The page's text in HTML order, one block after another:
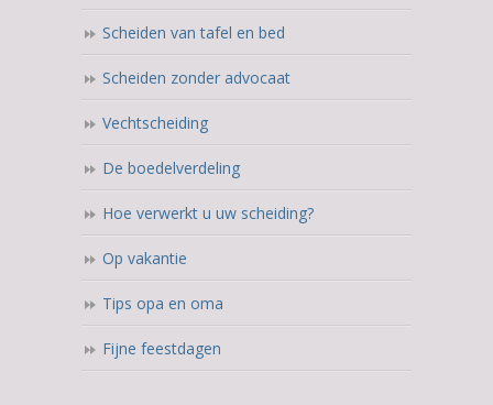
Scheiden van tafel en bed
Scheiden zonder advocaat
Vechtscheiding
De boedelverdeling
Hoe verwerkt u uw scheiding?
Op vakantie
Tips opa en oma
Fijne feestdagen